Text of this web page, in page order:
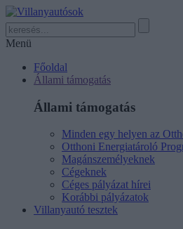
Menü
Főoldal
Állami támogatás
Állami támogatás
Minden egy helyen az
Otthoni Energiatároló
Magánszemélyeknek
Cégeknek
Céges pályázat hírei
Korábbi pályázatok
Villanyautó tesztek